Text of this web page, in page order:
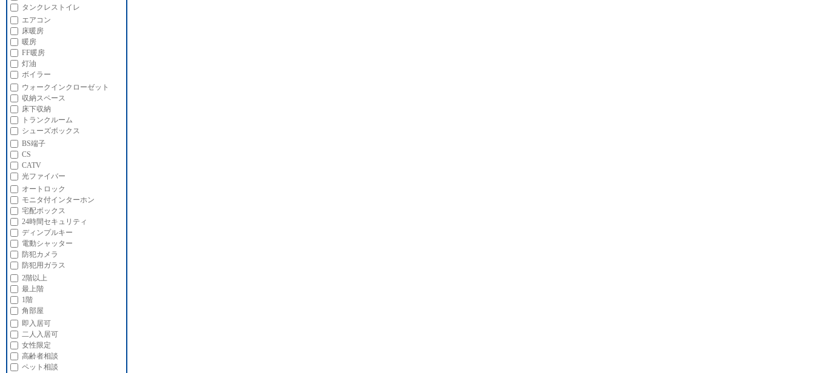
タンクレストイレ
エアコン
床暖房
暖房
FF暖房
灯油
ボイラー
ウォークインクローゼット
収納スペース
床下収納
トランクルーム
シューズボックス
BS端子
CS
CATV
光ファイバー
オートロック
モニタ付インターホン
宅配ボックス
24時間セキュリティ
ディンプルキー
電動シャッター
防犯カメラ
防犯用ガラス
2階以上
最上階
1階
角部屋
即入居可
二人入居可
女性限定
高齢者相談
ペット相談